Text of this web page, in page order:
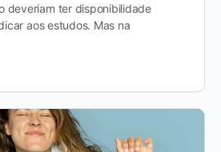
deveriam ter disponibilidade
aos estudos. Mas na